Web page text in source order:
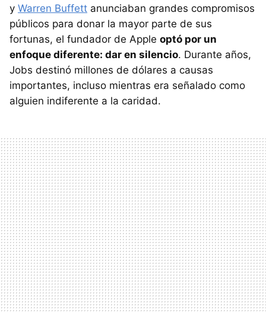
y Warren Buffett anunciaban grandes compromisos
públicos para donar la mayor parte de sus
fortunas, el fundador de Apple optó por un
enfoque diferente: dar en silencio. Durante años,
Jobs destinó millones de dólares a causas
importantes, incluso mientras era señalado como
alguien indiferente a la caridad.